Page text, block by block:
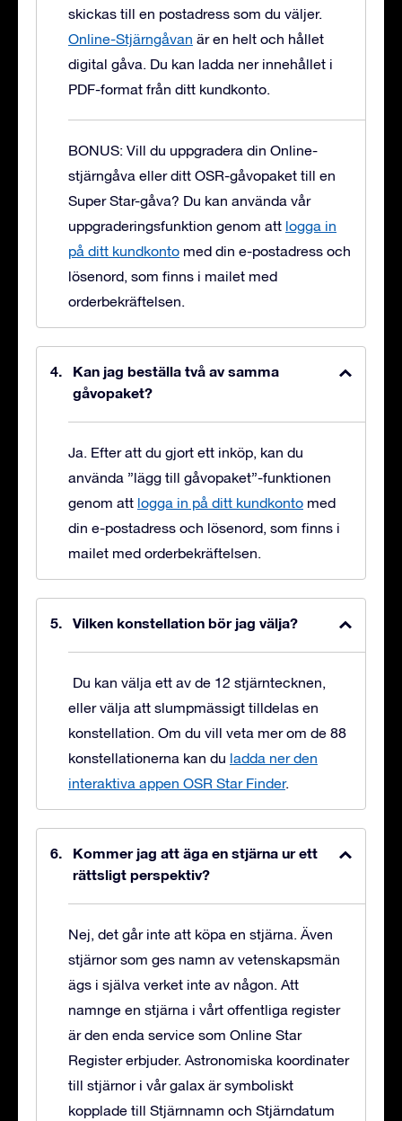
skickas till en postadress som du väljer.
Online-Stjärngåvan är en helt och hållet
digital gåva. Du kan ladda ner innehållet i
PDF-format från ditt kundkonto.
BONUS: Vill du uppgradera din Online-
stjärngåva eller ditt OSR-gåvopaket till en
Super Star-gåva? Du kan använda vår
uppgraderingsfunktion genom att logga in
på ditt kundkonto med din e-postadress och
lösenord, som finns i mailet med
orderbekräftelsen.
Kan jag beställa två av samma
gåvopaket?
Ja. Efter att du gjort ett inköp, kan du
använda ”lägg till gåvopaket”-funktionen
genom att logga in på ditt kundkonto med
din e-postadress och lösenord, som finns i
mailet med orderbekräftelsen.
Vilken konstellation bör jag välja?
Du kan välja ett av de 12 stjärntecknen,
eller välja att slumpmässigt tilldelas en
konstellation. Om du vill veta mer om de 88
konstellationerna kan du ladda ner den
interaktiva appen OSR Star Finder.
Kommer jag att äga en stjärna ur ett
rättsligt perspektiv?
Nej, det går inte att köpa en stjärna. Även
stjärnor som ges namn av vetenskapsmän
ägs i själva verket inte av någon. Att
namnge en stjärna i vårt offentliga register
är den enda service som Online Star
Register erbjuder. Astronomiska koordinater
till stjärnor i vår galax är symboliskt
kopplade till Stjärnnamn och Stjärndatum